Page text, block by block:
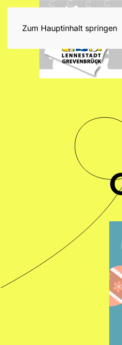
Zum Hauptinhalt springen